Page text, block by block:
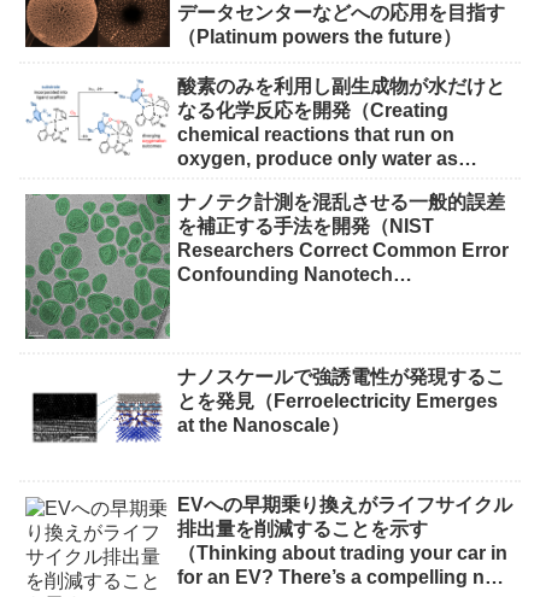
データセンターなどへの応用を目指す
（Platinum powers the future）
酸素のみを利用し副生成物が水だけと
なる化学反応を開発（Creating
chemical reactions that run on
oxygen, produce only water as
ナノテク計測を混乱させる一般的誤差
を補正する手法を開発（NIST
Researchers Correct Common Error
Confounding Nanotech
ナノスケールで強誘電性が発現するこ
とを発見（Ferroelectricity Emerges
at the Nanoscale）
EVへの早期乗り換えがライフサイクル
排出量を削減することを示す
（Thinking about trading your car in
for an EV? There’s a compelling new